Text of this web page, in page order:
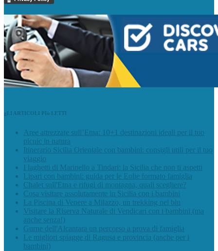
gLI ARTICOLI PIù LETTI
Aree attrezzate sull’Etna: 10+1 destinazioni ideali per il tuo
picnic in natura
Itinerario Sicilia Orientale con bambini: consigli utili per il tuo
viaggio
I laghetti di Marinello a Tindari: la Sicilia che non ti aspetti
Lipari con bambini: guida per le Eolie formato famiglia
Chalet sull'Etna e rifugi di montagna, quali scegliere?
Cosa visitare assolutamente in Sicilia con i bambini
La Piscina di Venere a Milazzo, un trekking nel blu
Visitare la Riserva Naturale di Vendicari con i bambini (ma
anche senza!)
Gurne dell'Alcantara un percorso a prova di famiglia
Le migliori spiagge di Ragusa e provincia (anche per i
bambini)